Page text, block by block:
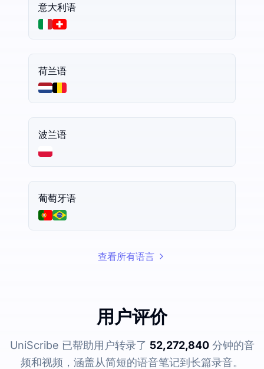
意大利语
荷兰语
波兰语
葡萄牙语
查看所有语言
用户评价
UniScribe 已帮助用户转录了 52,272,840分钟的音
频和视频，涵盖从简短的语音笔记到长篇录音。